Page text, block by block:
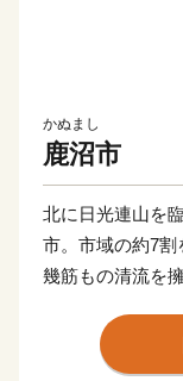
かぬまし
鹿沼市
北に日光連山を
市。市域の約7割
幾筋もの清流を
く宿場町として
宮の造修営に関